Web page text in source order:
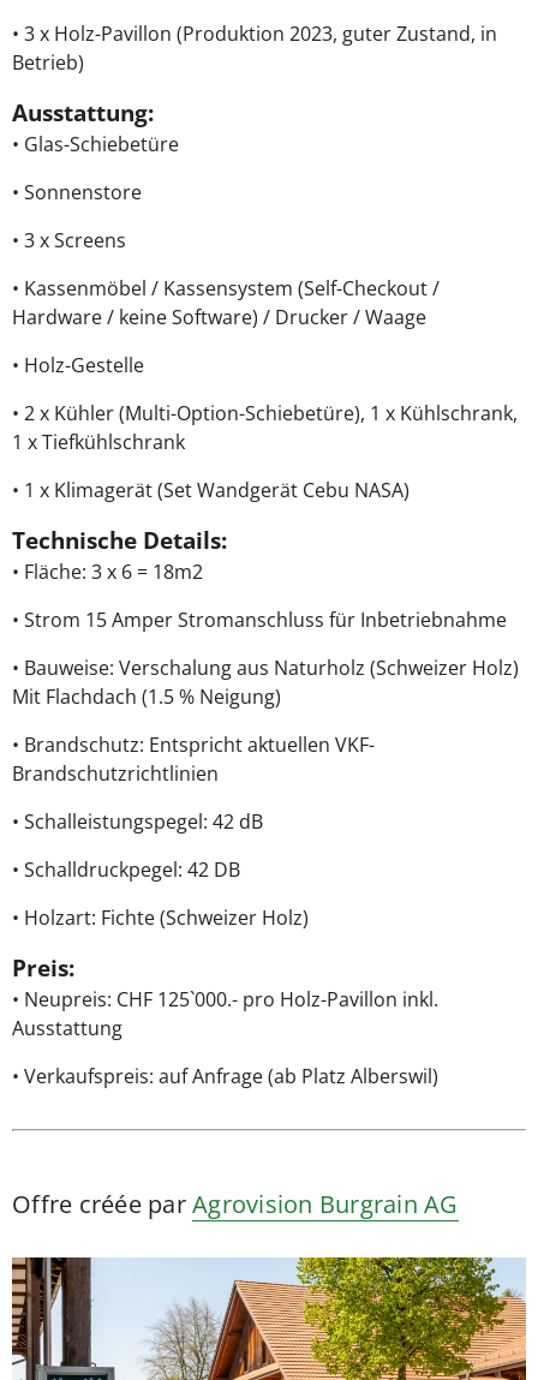
• 3 x Holz-Pavillon (Produktion 2023, guter Zustand, in
Betrieb)
Ausstattung:
• Glas-Schiebetüre
• Sonnenstore
• 3 x Screens
• Kassenmöbel / Kassensystem (Self-Checkout /
Hardware / keine Software) / Drucker / Waage
• Holz-Gestelle
• 2 x Kühler (Multi-Option-Schiebetüre), 1 x Kühlschrank,
1 x Tiefkühlschrank
• 1 x Klimagerät (Set Wandgerät Cebu NASA)
Technische Details:
• Fläche: 3 x 6 = 18m2
• Strom 15 Amper Stromanschluss für Inbetriebnahme
• Bauweise: Verschalung aus Naturholz (Schweizer Holz)
Mit Flachdach (1.5 % Neigung)
• Brandschutz: Entspricht aktuellen VKF-
Brandschutzrichtlinien
• Schalleistungspegel: 42 dB
• Schalldruckpegel: 42 DB
• Holzart: Fichte (Schweizer Holz)
Preis:
• Neupreis: CHF 125`000.- pro Holz-Pavillon inkl.
Ausstattung
• Verkaufspreis: auf Anfrage (ab Platz Alberswil)
Offre créée parAgrovision Burgrain AG